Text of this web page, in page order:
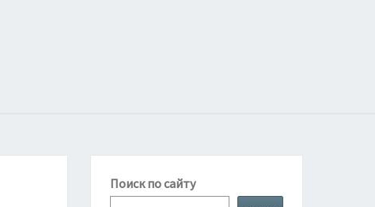
Поиск по сайту